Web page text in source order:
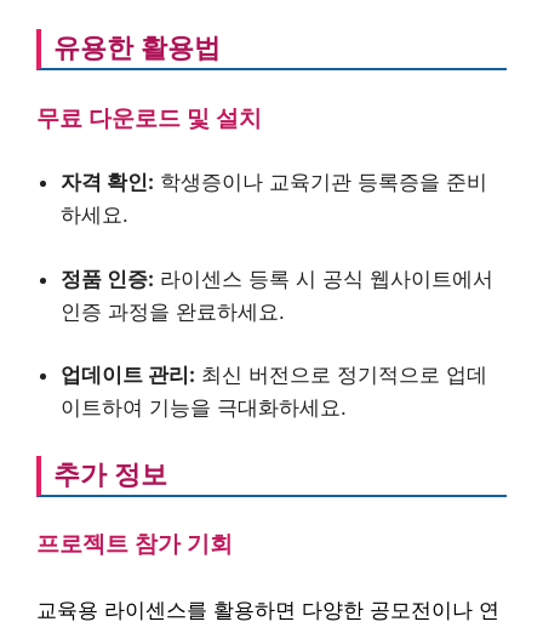
유용한 활용법
무료 다운로드 및 설치
자격 확인: 학생증이나 교육기관 등록증을 준비
하세요.
정품 인증: 라이센스 등록 시 공식 웹사이트에서
인증 과정을 완료하세요.
업데이트 관리: 최신 버전으로 정기적으로 업데
이트하여 기능을 극대화하세요.
추가 정보
프로젝트 참가 기회
교육용 라이센스를 활용하면 다양한 공모전이나 연